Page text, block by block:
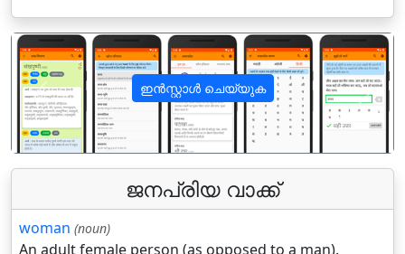
ഇൻസ്റ്റാൾ ചെയ്യുക
पिछला अगला
ജനപ്രിയ വാക്ക്
woman (noun)
An adult female person (as opposed to a man).